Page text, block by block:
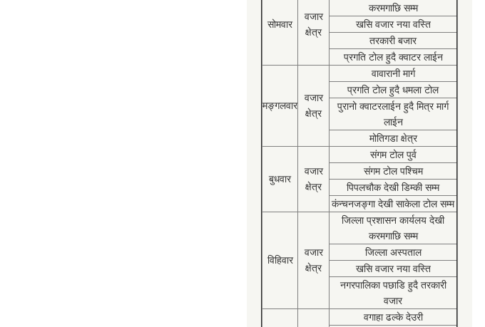
सोमवार
वजार
क्षेत्र
करमगाछि सम्म
खसि वजार नया वस्ति
तरकारी बजार
प्रगति टोल हुदै क्वाटर लाईन
मङ्गलवार
वजार
क्षेत्र
वावारानी मार्ग
प्रगति टोल हुदै धमला टोल
पुरानो क्वाटरलाईन हुदै मित्र मार्ग
लाईन
मोतिगडा क्षेत्र
बुधवार
वजार
क्षेत्र
संगम टोल पुर्व
संगम टोल पश्चिम
पिपलचौक देखी डिम्की सम्म
कंन्चनजङ्गा देखी साकेला टोल सम्म
विहिवार
वजार
क्षेत्र
जिल्ला प्रशासन कार्यलय देखी
करमगाछि सम्म
जिल्ला अस्पताल
खसि वजार नया वस्ति
नगरपालिका पछाडि हुदै तरकारी
वजार
वगाहा ढल्के देउरी